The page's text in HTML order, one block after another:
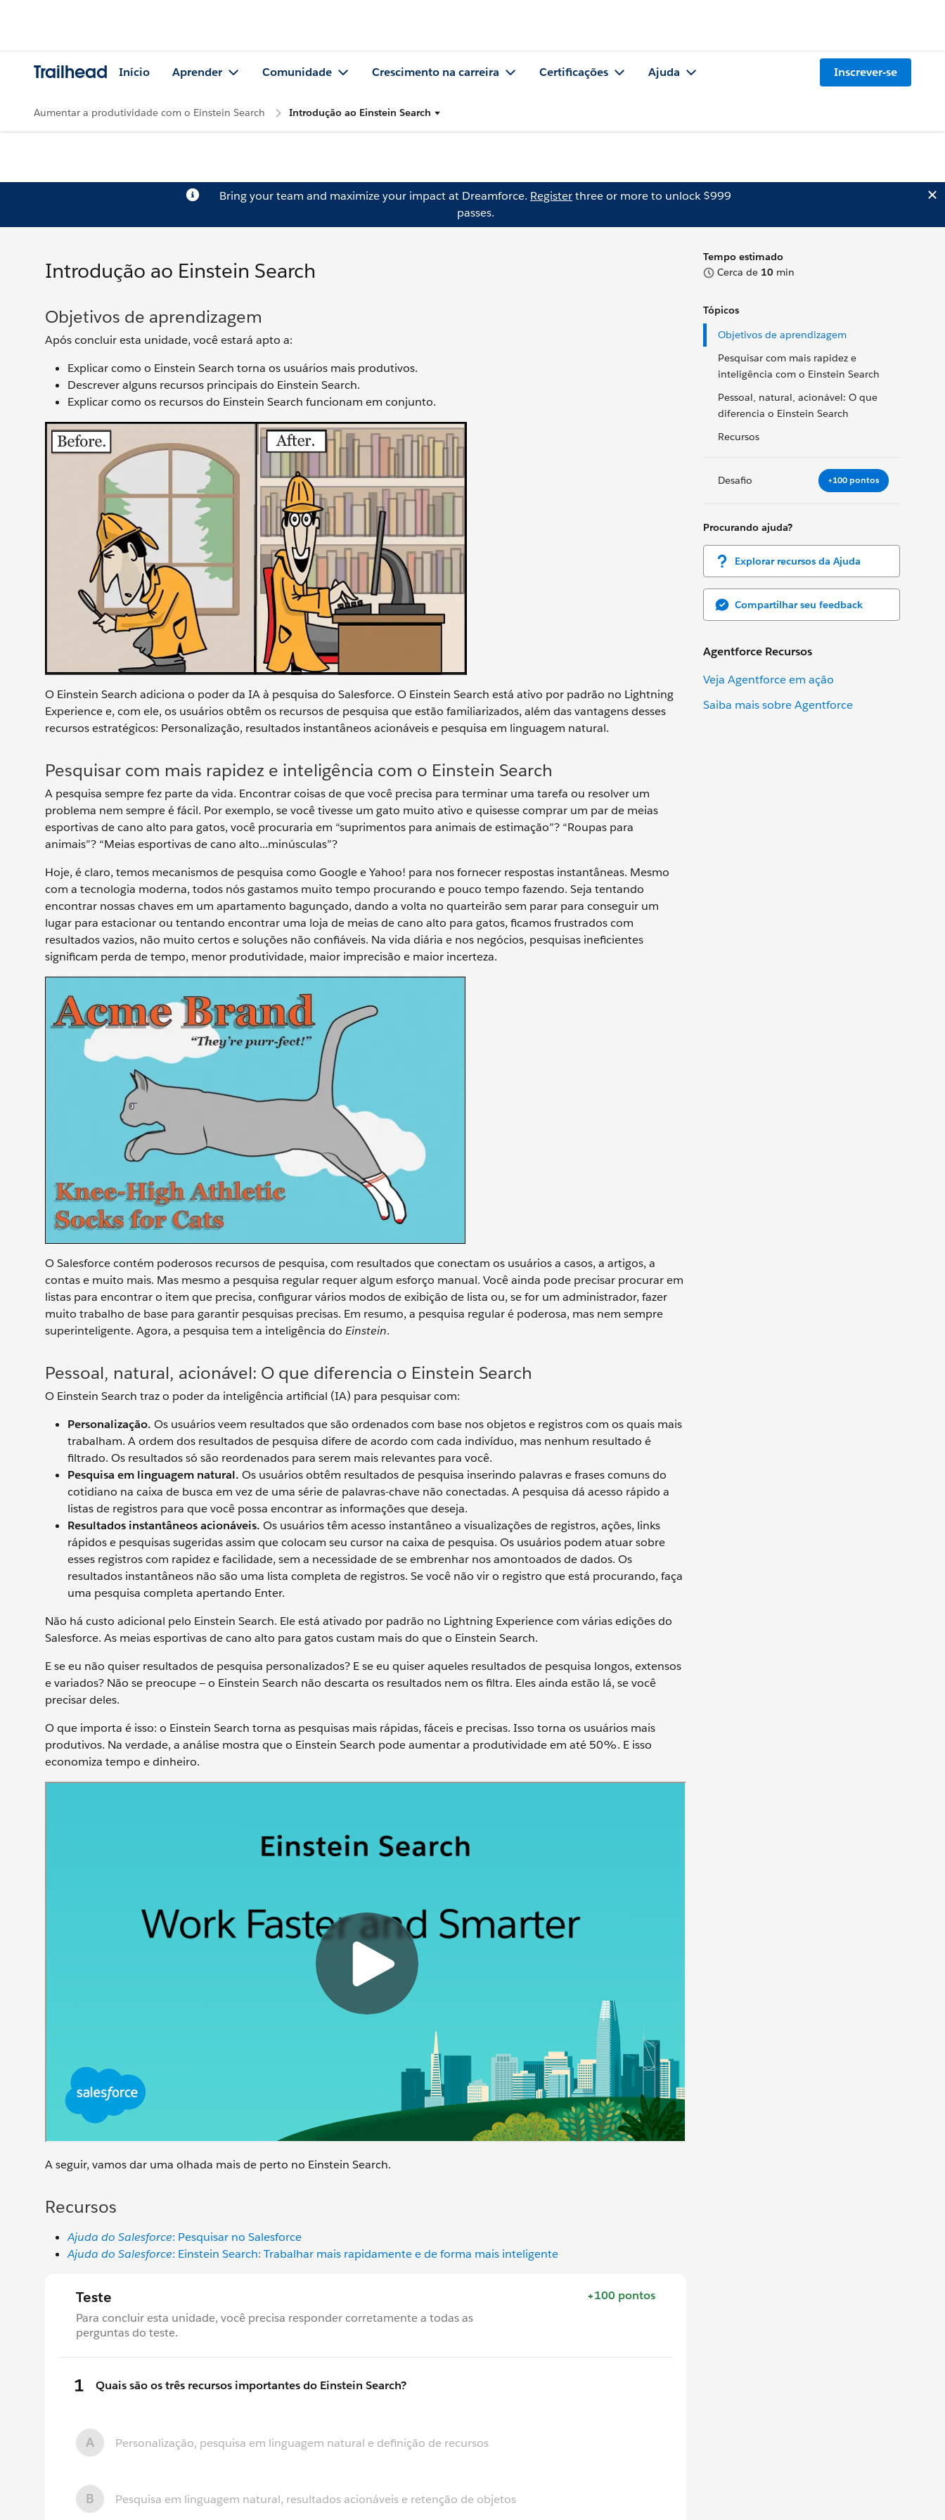
Trailhead Início Aprender Comunidade Crescimento na carreira Certificações Ajuda Inscrever-se
Aumentar a produtividade com o Einstein Search Introdução ao Einstein Search
Bring your team and maximize your impact at Dreamforce. Registerthree or more to unlock $999
passes.
Tempo estimado
Cerca de 10 min
Tópicos
Objetivos de aprendizagem
Pesquisar com mais rapidez e
inteligência com o Einstein Search
Pessoal, natural, acionável: O que
diferencia o Einstein Search
Recursos
Desafio +100 pontos
Procurando ajuda?
Explorar recursos da Ajuda
Compartilhar seu feedback
Agentforce Recursos
Veja Agentforce em ação
Saiba mais sobre Agentforce
Introdução ao Einstein Search
Objetivos de aprendizagem
Após concluir esta unidade, você estará apto a:
Explicar como o Einstein Search torna os usuários mais produtivos.
Descrever alguns recursos principais do Einstein Search.
Explicar como os recursos do Einstein Search funcionam em conjunto.
O Einstein Search adiciona o poder da IA à pesquisa do Salesforce. O Einstein Search está ativo por padrão no Lightning
Experience e, com ele, os usuários obtêm os recursos de pesquisa que estão familiarizados, além das vantagens desses
recursos estratégicos: Personalização, resultados instantâneos acionáveis e pesquisa em linguagem natural.
Pesquisar com mais rapidez e inteligência com o Einstein Search
A pesquisa sempre fez parte da vida. Encontrar coisas de que você precisa para terminar uma tarefa ou resolver um
problema nem sempre é fácil. Por exemplo, se você tivesse um gato muito ativo e quisesse comprar um par de meias
esportivas de cano alto para gatos, você procuraria em “suprimentos para animais de estimação”? “Roupas para
animais”? “Meias esportivas de cano alto...minúsculas”?
Hoje, é claro, temos mecanismos de pesquisa como Google e Yahoo! para nos fornecer respostas instantâneas. Mesmo
com a tecnologia moderna, todos nós gastamos muito tempo procurando e pouco tempo fazendo. Seja tentando
encontrar nossas chaves em um apartamento bagunçado, dando a volta no quarteirão sem parar para conseguir um
lugar para estacionar ou tentando encontrar uma loja de meias de cano alto para gatos, ficamos frustrados com
resultados vazios, não muito certos e soluções não confiáveis. Na vida diária e nos negócios, pesquisas ineficientes
significam perda de tempo, menor produtividade, maior imprecisão e maior incerteza.
O Salesforce contém poderosos recursos de pesquisa, com resultados que conectam os usuários a casos, a artigos, a
contas e muito mais. Mas mesmo a pesquisa regular requer algum esforço manual. Você ainda pode precisar procurar em
listas para encontrar o item que precisa, configurar vários modos de exibição de lista ou, se for um administrador, fazer
muito trabalho de base para garantir pesquisas precisas. Em resumo, a pesquisa regular é poderosa, mas nem sempre
superinteligente. Agora, a pesquisa tem a inteligência do Einstein.
Pessoal, natural, acionável: O que diferencia o Einstein Search
O Einstein Search traz o poder da inteligência artificial (IA) para pesquisar com:
Personalização. Os usuários veem resultados que são ordenados com base nos objetos e registros com os quais mais
trabalham. A ordem dos resultados de pesquisa difere de acordo com cada indivíduo, mas nenhum resultado é
filtrado. Os resultados só são reordenados para serem mais relevantes para você.
Pesquisa em linguagem natural. Os usuários obtêm resultados de pesquisa inserindo palavras e frases comuns do
cotidiano na caixa de busca em vez de uma série de palavras-chave não conectadas. A pesquisa dá acesso rápido a
listas de registros para que você possa encontrar as informações que deseja.
Resultados instantâneos acionáveis. Os usuários têm acesso instantâneo a visualizações de registros, ações, links
rápidos e pesquisas sugeridas assim que colocam seu cursor na caixa de pesquisa. Os usuários podem atuar sobre
esses registros com rapidez e facilidade, sem a necessidade de se embrenhar nos amontoados de dados. Os
resultados instantâneos não são uma lista completa de registros. Se você não vir o registro que está procurando, faça
uma pesquisa completa apertando Enter.
Não há custo adicional pelo Einstein Search. Ele está ativado por padrão no Lightning Experience com várias edições do
Salesforce. As meias esportivas de cano alto para gatos custam mais do que o Einstein Search.
E se eu não quiser resultados de pesquisa personalizados? E se eu quiser aqueles resultados de pesquisa longos, extensos
e variados? Não se preocupe — o Einstein Search não descarta os resultados nem os filtra. Eles ainda estão lá, se você
precisar deles.
O que importa é isso: o Einstein Search torna as pesquisas mais rápidas, fáceis e precisas. Isso torna os usuários mais
produtivos. Na verdade, a análise mostra que o Einstein Search pode aumentar a produtividade em até 50%. E isso
economiza tempo e dinheiro.
A seguir, vamos dar uma olhada mais de perto no Einstein Search.
Recursos
Ajuda do Salesforce: Pesquisar no Salesforce
Ajuda do Salesforce: Einstein Search: Trabalhar mais rapidamente e de forma mais inteligente